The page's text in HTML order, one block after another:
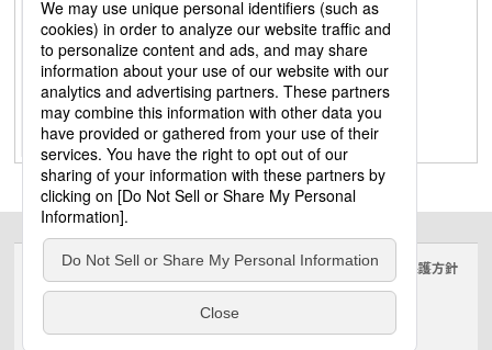
11,600円
BVJ25231BVJ25251BVJ8512BVJ
8201回線数品 番品 名希望小売
価格〈税抜〉受第24∼6号−−国家検
定型式番号3回線内器5回線内器ス
トロングタイプ埋込ボックス1J型
露出ボックス1J型5回線内器
BVJ25151K5回線内器 BVJ25251
サイトのご利用にあたって クッキーポリシー 個人情報保護方針
電気・建築設備（ビジネス）
© Panasonic Electric Works Co., Ltd.